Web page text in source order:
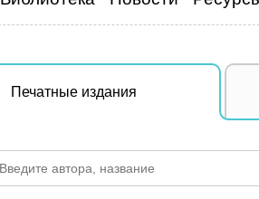
Печатные издания